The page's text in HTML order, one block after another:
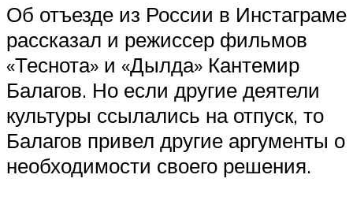
Об отъезде из России в Инстаграме
рассказал и режиссер фильмов
«Теснота» и «Дылда» Кантемир
Балагов. Но если другие деятели
культуры ссылались на отпуск, то
Балагов привел другие аргументы о
необходимости своего решения.